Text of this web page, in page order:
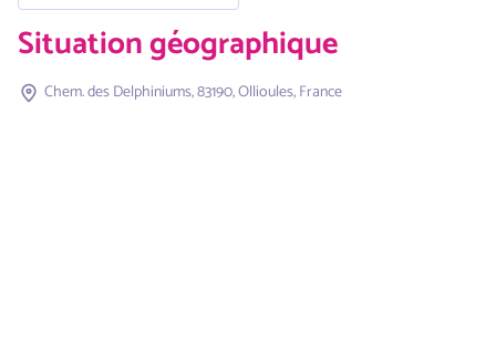
Situation géographique
Chem. des Delphiniums, 83190, Ollioules, France